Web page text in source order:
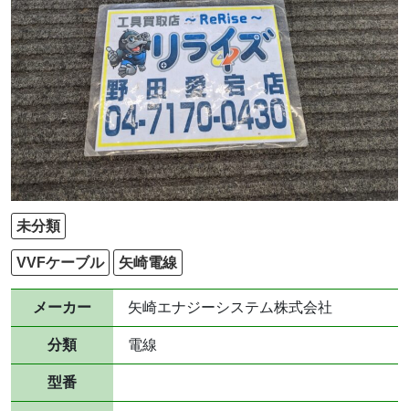
未分類
VVFケーブル 矢崎電線
メーカー 矢崎エナジーシステム株式会社
分類 電線
型番